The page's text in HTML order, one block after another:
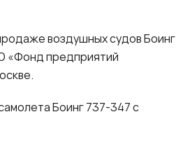
воздушных судов Боинг
«Фонд предприятий
Боинг 737-347 с